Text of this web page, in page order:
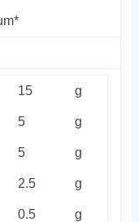
15 g
5 g
5 g
2.5 g
0.5 g